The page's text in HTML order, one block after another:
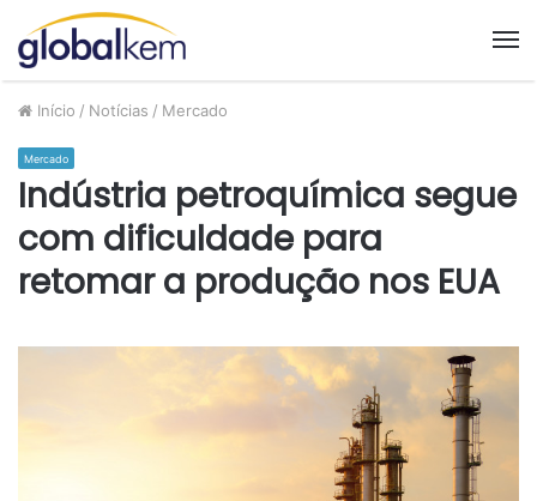
Início / Notícias / Mercado
Mercado
Indústria petroquímica segue
com dificuldade para
retomar a produção nos EUA